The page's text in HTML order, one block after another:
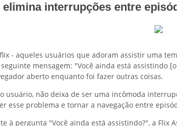
interrupções entre
- aqueles usuários que adoram assistir uma
mensagem: "Você ainda está
aberto enquanto foi fazer outras coisas.
usuário, não deixa de ser uma incômoda
esse problema e tornar a navegação entre
à pergunta "Você ainda está assistindo?", a